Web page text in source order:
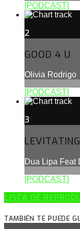
[PODCAST]
2
GOOD 4 U
Olivia Rodrigo
[PODCAST]
3
LEVITATING
Dua Lipa Feat
[PODCAST]
LISTA DE
TAMBIÉN TE PUEDE